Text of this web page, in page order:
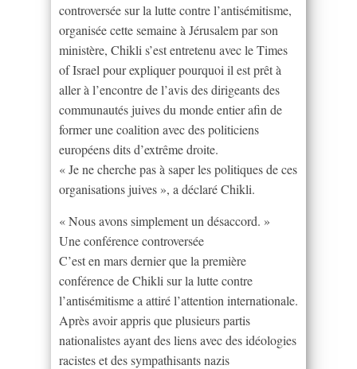
controversée sur la lutte contre l’antisémitisme,
organisée cette semaine à Jérusalem par son
ministère, Chikli s’est entretenu avec le Times
of Israel pour expliquer pourquoi il est prêt à
aller à l’encontre de l’avis des dirigeants des
communautés juives du monde entier afin de
former une coalition avec des politiciens
européens dits d’extrême droite.
« Je ne cherche pas à saper les politiques de ces
organisations juives », a déclaré Chikli.
« Nous avons simplement un désaccord. »
Une conférence controversée
C’est en mars dernier que la première
conférence de Chikli sur la lutte contre
l’antisémitisme a attiré l’attention internationale.
Après avoir appris que plusieurs partis
nationalistes ayant des liens avec des idéologies
racistes et des sympathisants nazis